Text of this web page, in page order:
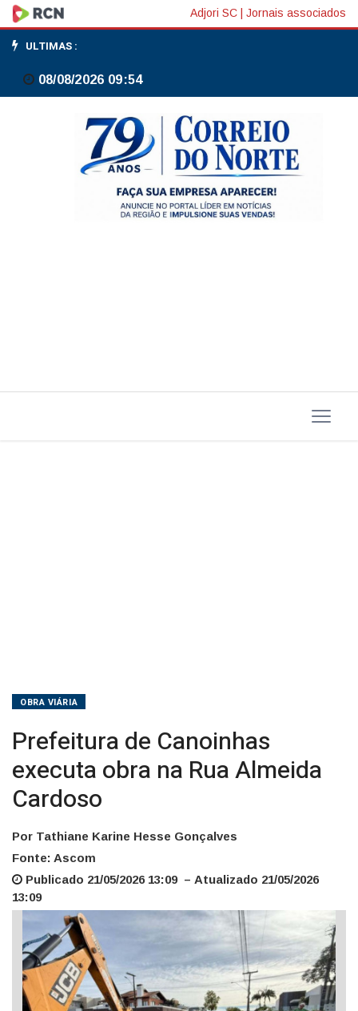
Prefeitura
de
Canoinhas
executa
Adjori SC Jornais associados
ULTIMAS :
08/08/2026 09:54
OBRA VIÁRIA
Prefeitura de Canoinhas
executa obra na Rua Almeida
Cardoso
Por Tathiane Karine Hesse Gonçalves
Fonte: Ascom
Publicado 21/05/2026 13:09 – Atualizado 21/05/2026
13:09